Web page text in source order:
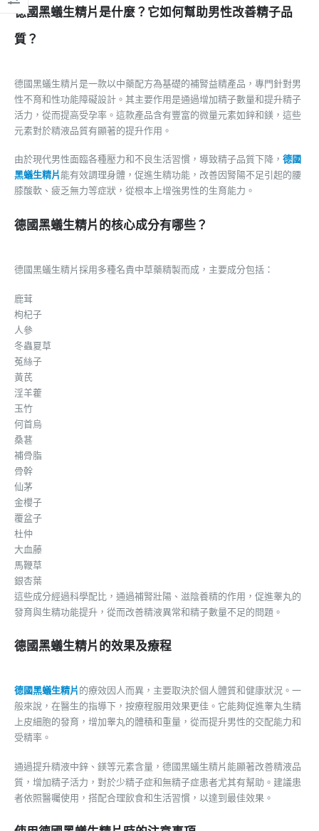
德國黑蟻生精片是什麼？它如何幫助男性改善精子品
質？
德國黑蟻生精片是一款以中藥配方為基礎的補腎益精產品，專門針對男
性不育和性功能障礙設計。其主要作用是通過增加精子數量和提升精子
活力，從而提高受孕率。這款產品含有豐富的微量元素如鋅和鎂，這些
元素對於精液品質有顯著的提升作用。
由於現代男性面臨各種壓力和不良生活習慣，導致精子品質下降， 德國
黑蟻生精片能有效調理身體，促進生精功能，改善因腎陽不足引起的腰
膝酸軟、疲乏無力等症狀，從根本上增強男性的生育能力。
德國黑蟻生精片的核心成分有哪些？
德國黑蟻生精片採用多種名貴中草藥精製而成，主要成分包括：
鹿茸
枸杞子
人參
冬蟲夏草
菟絲子
黃芪
淫羊藿
玉竹
何首烏
桑葚
補骨脂
骨幹
仙茅
金櫻子
覆盆子
杜仲
大血藤
馬鞭草
銀杏葉
這些成分經過科學配比，通過補腎壯陽、滋陰養精的作用，促進睾丸的
發育與生精功能提升，從而改善精液異常和精子數量不足的問題。
德國黑蟻生精片的效果及療程
德國黑蟻生精片的療效因人而異，主要取決於個人體質和健康狀況。一
般來說，在醫生的指導下，按療程服用效果更佳。它能夠促進睾丸生精
上皮細胞的發育，增加睾丸的體積和重量，從而提升男性的交配能力和
受精率。
通過提升精液中鋅、鎂等元素含量，德國黑蟻生精片能顯著改善精液品
質，增加精子活力，對於少精子症和無精子症患者尤其有幫助。建議患
者依照醫囑使用，搭配合理飲食和生活習慣，以達到最佳效果。